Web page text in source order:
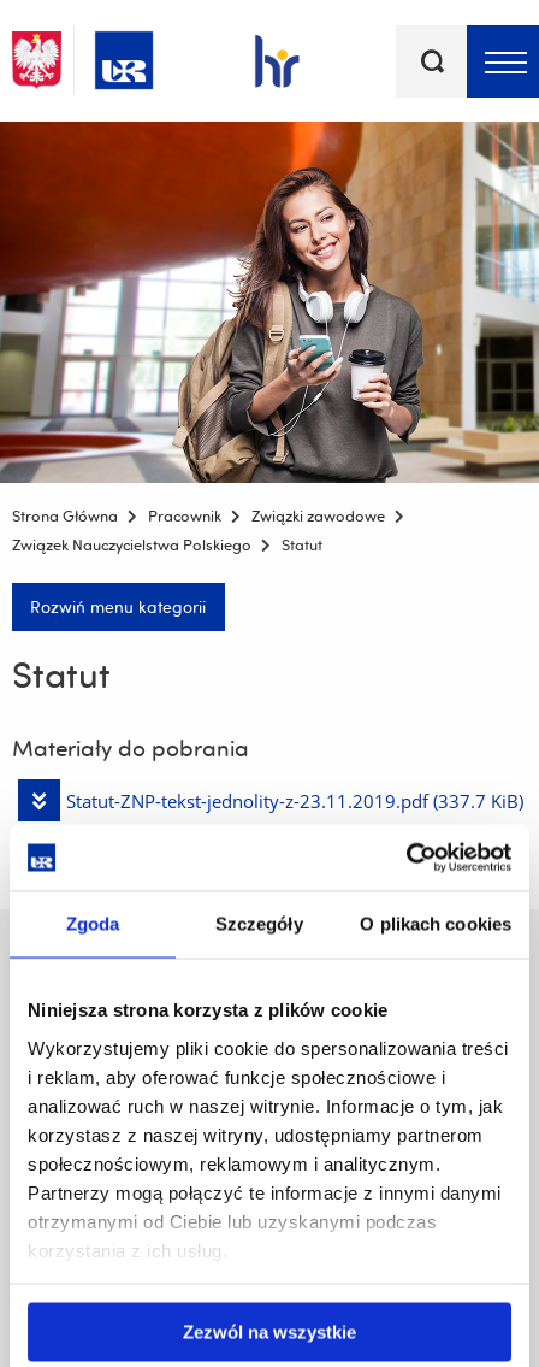
Zgoda Szczegóły O plikach cookies
Niniejsza strona korzysta z plików cookie
Wykorzystujemy pliki cookie do spersonalizowania treści
i reklam, aby oferować funkcje społecznościowe i
analizować ruch w naszej witrynie. Informacje o tym, jak
korzystasz z naszej witryny, udostępniamy partnerom
społecznościowym, reklamowym i analitycznym.
Partnerzy mogą połączyć te informacje z innymi danymi
otrzymanymi od Ciebie lub uzyskanymi podczas
korzystania z ich usług.
Zezwól na wszystkie
kluczowe
Strona Główna Pracownik
Związki zawodowe
Związek Nauczycielstwa Polskiego
Statut
Rozwiń menu kategorii
Statut
Materiały do pobrania
Pobierz
Statut-ZNP-tekst-jednolity-z-23.11.2019.pdf (337.7 KiB)
Uniwersytet Rzeszowski
35-959 Rzeszów
Pomiń
nawigację
przejdź
do
treści
Polityka prywatności
Mapa serwisu
Biblioteka
Wydawnictwo
Covid info
Studia podyplomowe
Praca na UR
Zamówienia publiczne
Projekty współfinansowane przez UE